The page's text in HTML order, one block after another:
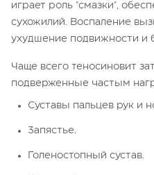
играет роль "смазки",
сухожилий. Воспаление
ухудшение подвижности и
Чаще всего теносиновит
подверженные частым
Суставы пальцев рук и
Запястье.
Голеностопный сустав.